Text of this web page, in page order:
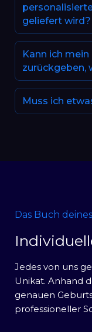
geliefert wird?
Kann ich
zurückgeben,
Muss ich
Das Buch
Jedes von uns
Unikat. Anhand
genauen
professioneller